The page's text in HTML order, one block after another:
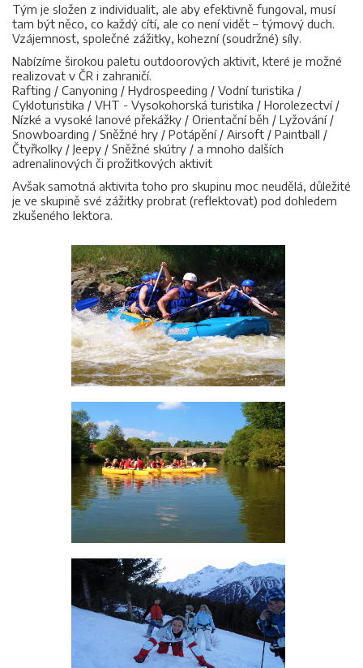
Tým je složen z individualit, ale aby efektivně fungoval, musí
tam být něco, co každý cítí, ale co není vidět – týmový duch.
Vzájemnost, společné zážitky, kohezní (soudržné) síly.
Nabízíme širokou paletu outdoorových aktivit, které je možné
realizovat v ČR i zahraničí.
Rafting / Canyoning / Hydrospeeding / Vodní turistika /
Cykloturistika / VHT - Vysokohorská turistika / Horolezectví /
Nízké a vysoké lanové překážky / Orientační běh / Lyžování /
Snowboarding / Sněžné hry / Potápění / Airsoft / Paintball /
Čtyřkolky / Jeepy / Sněžné skútry / a mnoho dalších
adrenalinových či prožitkových aktivit
Avšak samotná aktivita toho pro skupinu moc neudělá, důležité
je ve skupině své zážitky probrat (reflektovat) pod dohledem
zkušeného lektora.